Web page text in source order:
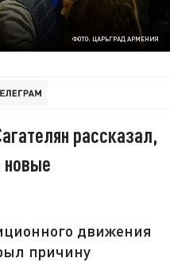
ФОТО: ЦАРЬГРАД АРМЕНИЯ
рассказал,
новые
движения
причину